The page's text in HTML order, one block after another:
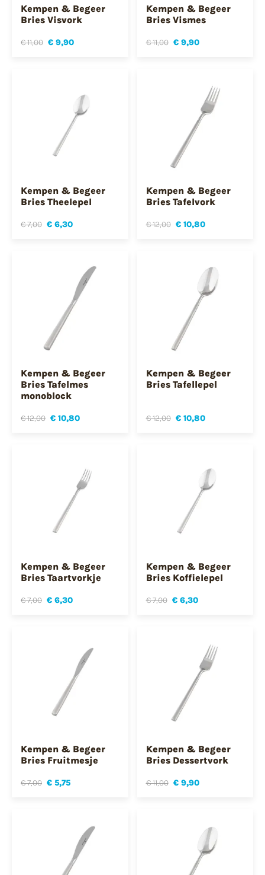
Kempen & Begeer
Bries Visvork
€ 11,00 € 9,90
Kempen & Begeer
Bries Vismes
€ 11,00 € 9,90
Kempen & Begeer
Bries Theelepel
€ 7,00 € 6,30
Kempen & Begeer
Bries Tafelvork
€ 12,00 € 10,80
Kempen & Begeer
Bries Tafelmes
monoblock
€ 12,00 € 10,80
Kempen & Begeer
Bries Tafellepel
€ 12,00 € 10,80
Kempen & Begeer
Bries Taartvorkje
€ 7,00 € 6,30
Kempen & Begeer
Bries Koffielepel
€ 7,00 € 6,30
Kempen & Begeer
Bries Fruitmesje
€ 7,00 € 5,75
Kempen & Begeer
Bries Dessertvork
€ 11,00 € 9,90